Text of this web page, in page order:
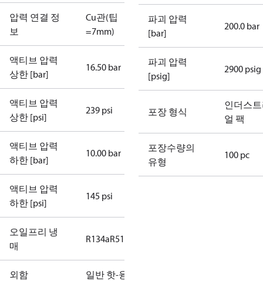
압력 연결 정
보
Cu관(팁
=7mm)
액티브 압력
상한 [bar]
16.50 bar
액티브 압력
상한 [psi]
239 psi
액티브 압력
하한 [bar]
10.00 bar
액티브 압력
하한 [psi]
145 psi
오일프리 냉
매
R134aR513A
외함 일반 핫-융해
파괴 압력
[bar]
200.0 bar
파괴 압력
[psig]
2900 psig
포장 형식
인더스
얼 팩
포장수량의
유형
100 pc